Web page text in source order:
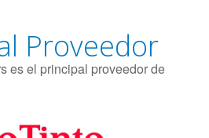
Proveedor
es el principal proveedor de